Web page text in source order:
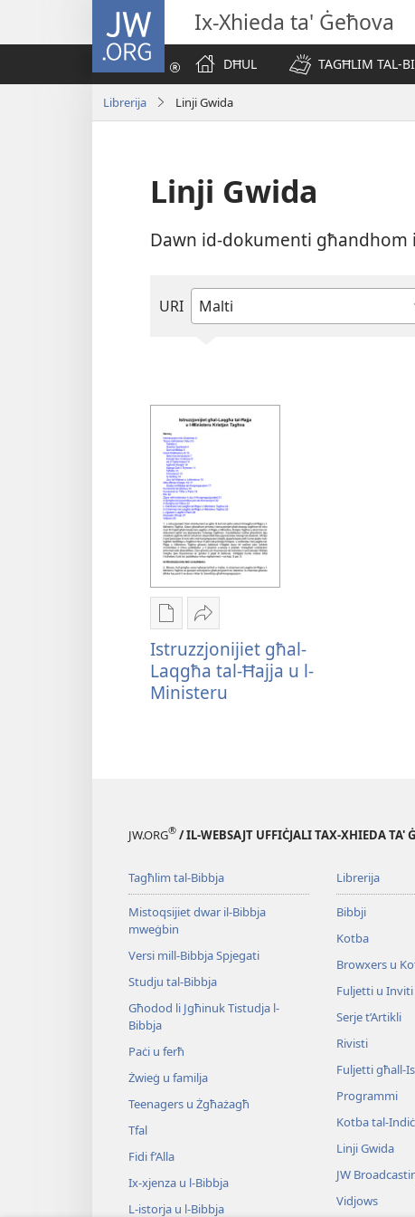
JW.ORG Ix-Xhieda ta' Ġeħova
DĦUL
TAGĦLIM TAL-
Librerija Linji Gwida
Linji Gwida
Dawn id-dokumenti għandhom
URI
Ittajpja
Għażliet
għad-
dawnlowds
tal-
Ħajja
l-
Ministeru
Ixxerja
Istruzzjonijiet
għal-
Laqgħa
Istruzzjonijiet għal-
Laqgħa tal-Ħajja u l-
Ministeru
JW.ORG® / IL-WEBSAJT UFFIĊJALI TAX-XHIEDA TA'
Tagħlim tal-Bibbja
Mistoqsijiet dwar il-Bibbja
mweġbin
Versi mill-Bibbja Spjegati
Studju tal-Bibbja
Għodod li Jgħinuk Tistudja l-
Bibbja
Paċi u ferħ
Żwieġ u familja
Teenagers u Żgħażagħ
Tfal
Fidi f’Alla
Ix-​xjenza u l-​Bibbja
L-​istorja u l-​Bibbja
Librerija
Bibbji
Kotba
Browxers u
Fuljetti u Inviti
Serje t’Artikli
Rivisti
Fuljetti għall-
Programmi
Kotba tal-
Linji Gwida
JW
Vidjows